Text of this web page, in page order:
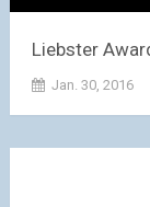
Liebster
Jan. 30, 2016